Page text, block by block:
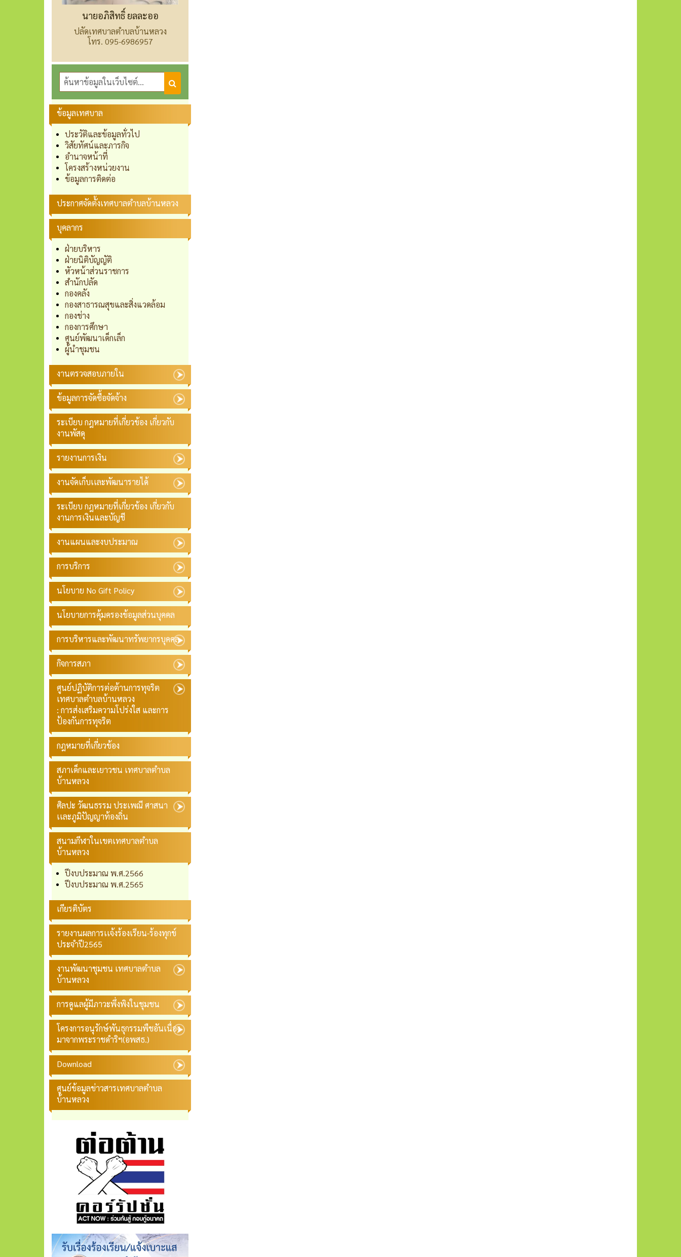
นายอภิสิทธิ์ ยลละออ
ปลัดเทศบาลตำบลบ้านหลวง
โทร. 095-6986957
ข้อมูลเทศบาล
ประวัติและข้อมูลทั่วไป
วิสัยทัศน์และภารกิจ
อำนาจหน้าที่
โครงสร้างหน่วยงาน
ข้อมูลการติดต่อ
ประกาศจัดตั้งเทศบาลตำบลบ้านหลวง
บุคลากร
ฝ่ายบริหาร
ฝ่ายนิติบัญญัติ
หัวหน้าส่วนราชการ
สำนักปลัด
กองคลัง
กองสาธารณสุขและสิ่งแวดล้อม
กองช่าง
กองการศึกษา
ศูนย์พัฒนาเด็กเล็ก
ผู้นำชุมชน
งานตรวจสอบภายใน
ข้อมูลการจัดซื้อจัดจ้าง
ระเบียบ กฎหมายที่เกี่ยวข้อง เกี่ยวกับ
งานพัสดุ
รายงานการเงิน
งานจัดเก็บเเละพัฒนารายได้
ระเบียบ กฎหมายที่เกี่ยวข้อง เกี่ยวกับ
งานการเงินและบัญชี
งานแผนและงบประมาณ
การบริการ
นโยบาย No Gift Policy
นโยบายการคุ้มครองข้อมูลส่วนบุคคล
การบริหารและพัฒนาทรัพยากรบุคคล
กิจการสภา
ศูนย์ปฏิบัติการต่อต้านการทุจริต
เทศบาลตำบลบ้านหลวง
: การส่งเสริมความโปร่งใส และการ
ป้องกันการทุจริต
กฎหมายที่เกี่ยวข้อง
สภาเด็กและเยาวชน เทศบาลตำบล
บ้านหลวง
ศิลปะ วัฒนธรรม ประเพณี ศาสนา
เเละภูมิปัญญาท้องถิ่น
สนามกีฬาในเขตเทศบาลตำบล
บ้านหลวง
ปีงบประมาณ พ.ศ.2566
ปีงบประมาณ พ.ศ.2565
เกียรติบัตร
รายงานผลการเเจ้งร้องเรียน-ร้องทุกข์
ประจำปี2565
งานพัฒนาชุมชน เทศบาลตำบล
บ้านหลวง
การดูแลผู้มีภาวะพึ่งพิงในชุมชน
โครงการอนุรักษ์พันธุกรรมพืชอันเนื่อง
มาจากพระราชดำริฯ(อพสธ.)
Download
ศูนย์ข้อมูลข่าวสารเทศบาลตำบล
บ้านหลวง